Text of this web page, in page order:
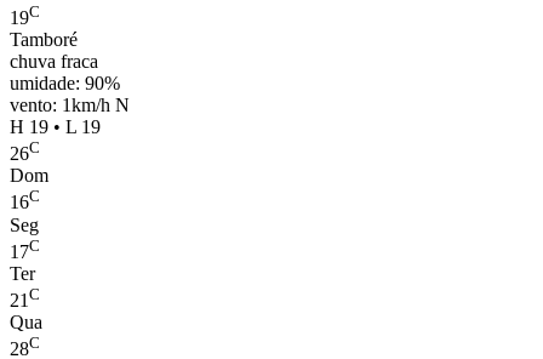
19C
Tamboré
chuva fraca
umidade: 90%
vento: 1km/h N
H 19 • L 19
26C
Dom
16C
Seg
17C
Ter
21 C
Qua
28C